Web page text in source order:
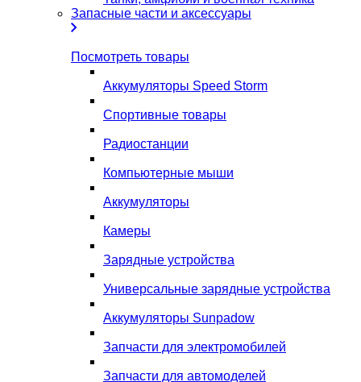
Запасные части и аксессуары
Посмотреть товары
Аккумуляторы Speed Storm
Спортивные товары
Радиостанции
Компьютерные мыши
Аккумуляторы
Камеры
Зарядные устройства
Универсальные зарядные устройства
Аккумуляторы Sunpadow
Запчасти для электромобилей
Запчасти для автомоделей